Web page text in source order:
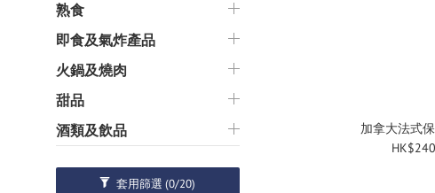
熟食
即食及氣炸產品
火鍋及燒肉
甜品
酒類及飲品
套用篩選(0/20)
加拿大法式